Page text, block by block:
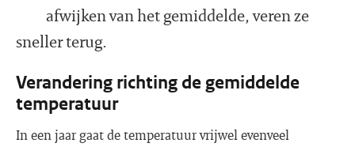
afwijken van het gemiddelde, veren ze
sneller terug.
Verandering richting de gemiddelde
temperatuur
In een jaar gaat de temperatuur vrijwel evenveel